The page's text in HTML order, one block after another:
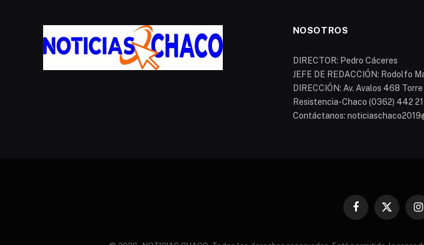
NOSOTROS
DIRECTOR: Pedro Cáceres
JEFE DE REDACCIÓN: Rodolfo
DIRECCIÓN: Av. Avalos 468 Torre
Resistencia-Chaco (0362) 442
Contáctanos:
Facebook
X